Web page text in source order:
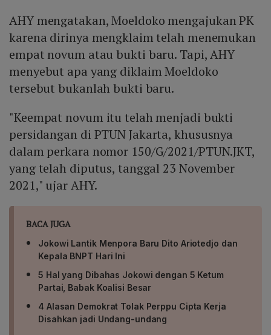
AHY mengatakan, Moeldoko mengajukan PK
karena dirinya mengklaim telah menemukan
empat novum atau bukti baru. Tapi, AHY
menyebut apa yang diklaim Moeldoko
tersebut bukanlah bukti baru.
"Keempat novum itu telah menjadi bukti
persidangan di PTUN Jakarta, khususnya
dalam perkara nomor 150/G/2021/PTUN.JKT,
yang telah diputus, tanggal 23 November
2021," ujar AHY.
BACA JUGA
Jokowi Lantik Menpora Baru Dito Ariotedjo dan
Kepala BNPT Hari Ini
5 Hal yang Dibahas Jokowi dengan 5 Ketum
Partai, Babak Koalisi Besar
4 Alasan Demokrat Tolak Perppu Cipta Kerja
Disahkan jadi Undang-undang